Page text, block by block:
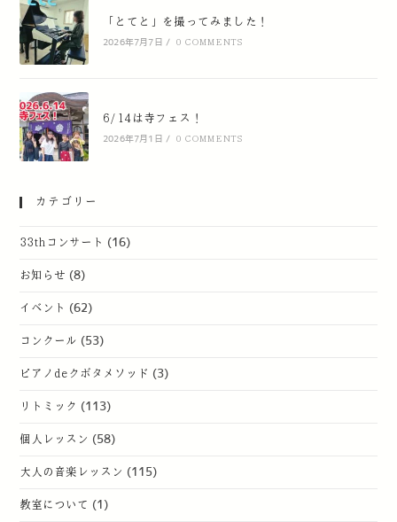
「とてと」を撮ってみました！
2026年7月7日 / 0 COMMENTS
6/14は寺フェス！
2026年7月1日 / 0 COMMENTS
カテゴリー
33thコンサート (16)
お知らせ (8)
イベント (62)
コンクール (53)
ピアノdeクボタメソッド (3)
リトミック (113)
個人レッスン (58)
大人の音楽レッスン (115)
教室について (1)